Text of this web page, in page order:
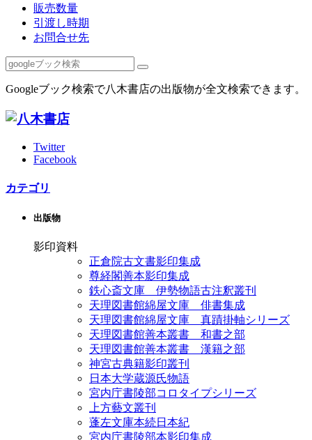
販売数量
引渡し時期
お問合せ先
Googleブック検索で八木書店の出版物が全文検索できます。
Twitter
Facebook
カテゴリ
出版物
影印資料
正倉院古文書影印集成
尊経閣善本影印集成
鉄心斎文庫 伊勢物語古注釈叢刊
天理図書館綿屋文庫 俳書集成
天理図書館綿屋文庫 真蹟掛軸シリーズ
天理図書館善本叢書 和書之部
天理図書館善本叢書 漢籍之部
神宮古典籍影印叢刊
日本大学蔵源氏物語
宮内庁書陵部コロタイプシリーズ
上方藝文叢刊
蓬左文庫本続日本紀
宮内庁書陵部本影印集成